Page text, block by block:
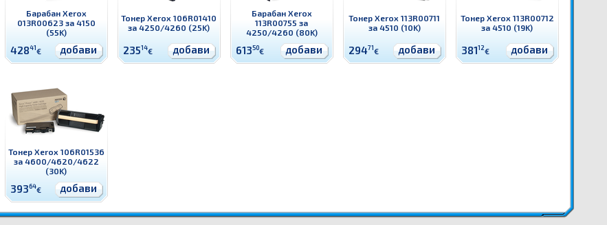
Барабан Xerox
013R00623 за 4150
(55K)
42841€ добави
Тонер Xerox 106R01410
за 4250/4260 (25K)
23514€ добави
Барабан Xerox
113R00755 за
4250/4260 (80K)
61350€ добави
Тонер Xerox 113R00711
за 4510 (10K)
29471€ добави
Тонер Xerox 113R00712
за 4510 (19K)
38112€ добави
Тонер Xerox 106R01536
за 4600/4620/4622
(30K)
39364€ добави